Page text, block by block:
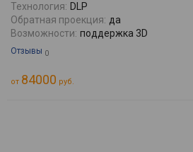
Технология: DLP
Обратная проекция: да
Возможности: поддержка 3D
Отзывы 0
от 84000 руб.